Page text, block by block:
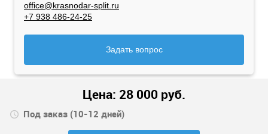
office@krasnodar-split.ru
+7 938 486-24-25
Задать вопрос
Цена: 28 000 руб.
Под заказ (10-12 дней)